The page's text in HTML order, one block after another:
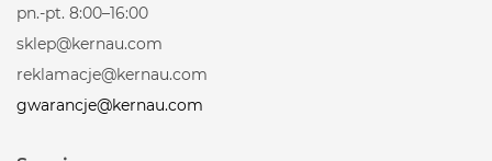
pn.-pt. 8:00–16:00
sklep@kernau.com
reklamacje@kernau.com
gwarancje@kernau.com